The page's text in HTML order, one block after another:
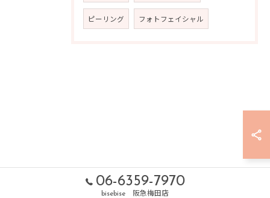
ピーリング フォトフェイシャル
06-6359-7970
bisebise 阪急梅田店